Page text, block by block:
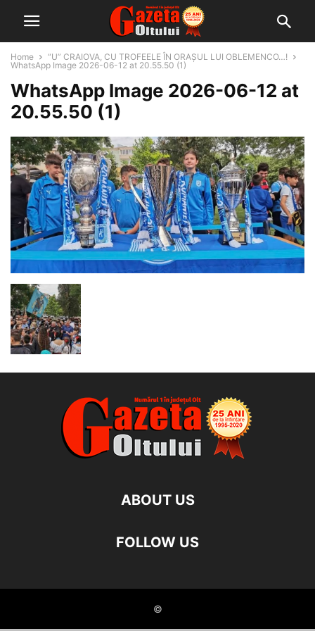
Home
“U” CRAIOVA, CU TROFEELE ÎN ORAȘUL LUI OBLEMENCO…!
WhatsApp Image 2026-06-12 at 20.55.50 (1)
WhatsApp Image 2026-06-12 at
20.55.50 (1)
ABOUT US
FOLLOW US
©